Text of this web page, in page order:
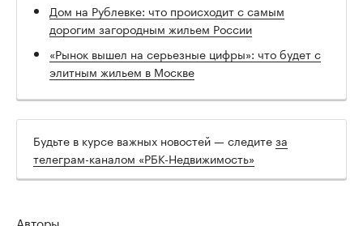
Дом на Рублевке: что происходит с самым
дорогим загородным жильем России
«Рынок вышел на серьезные цифры»: что будет с
элитным жильем в Москве
Будьте в курсе важных новостей — следитеза
телеграм-каналом «РБК-Недвижимость»
Авторы